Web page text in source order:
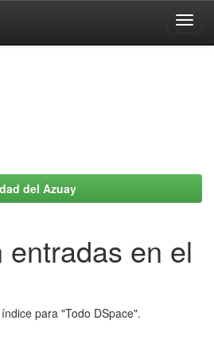
del Azuay
entradas en el
para "Todo DSpace".